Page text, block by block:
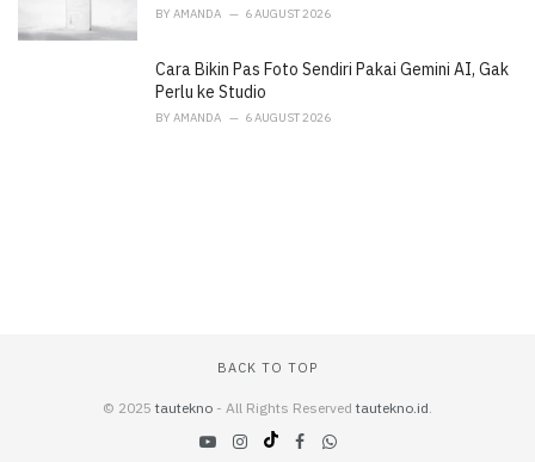
BY AMANDA 6 AUGUST 2026
Cara Bikin Pas Foto Sendiri Pakai Gemini AI, Gak
Perlu ke Studio
BY AMANDA 6 AUGUST 2026
BACK TO TOP
© 2025 tautekno - All Rights Reserved tautekno.id.